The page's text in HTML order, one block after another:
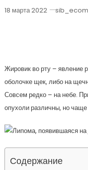
18 марта 2022
Жировик во рту – явление
оболочке щек, либо на
Совсем редко – на небе.
опухоли различны, но
Содержание